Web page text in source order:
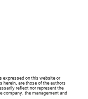
expressed on this website or
herein, are those of the authors
reflect nor represent the
company, the management and